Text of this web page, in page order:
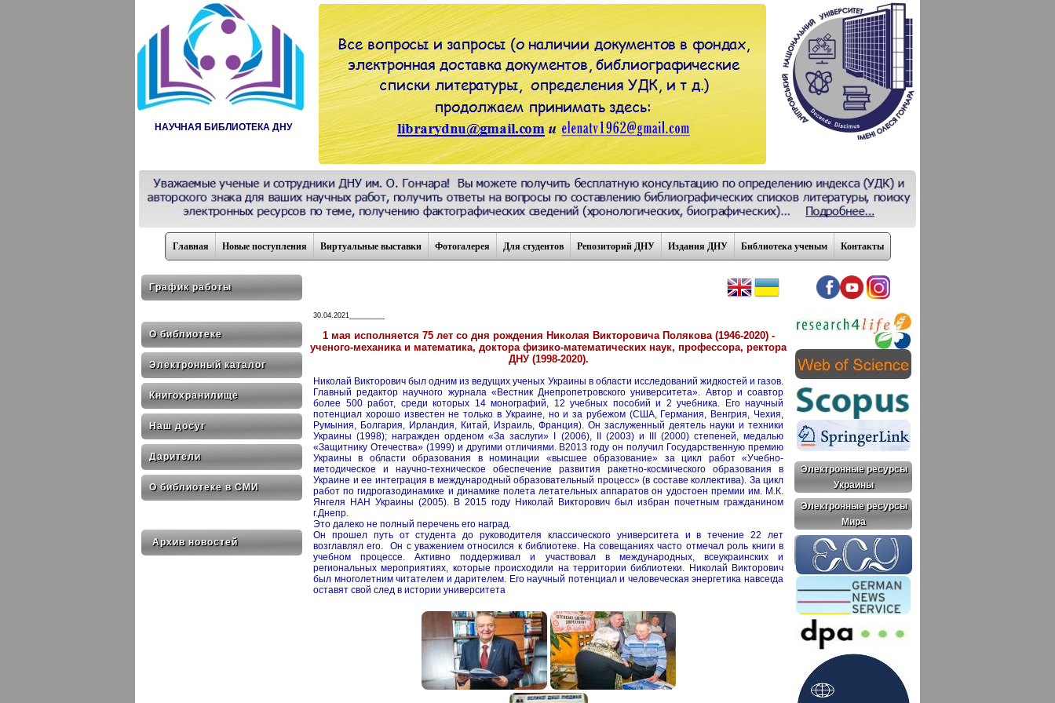
НАУЧНАЯ БИБЛИОТЕКА ДНУ
Главная Новые поступления Виртуальные выставки Фотогалерея Для студентов Репозиторий ДНУ Издания ДНУ Библиотека ученым Контакты
График работы
О библиотеке
Электронный каталог
Книгохранилище
Наш досуг
Дарители
О библиотеке в СМИ
Архив новостей
30.04.2021_________
1 мая исполняется 75 лет со дня рождения Николая Викторовича Полякова (1946-2020) -
ученого-механика и математика, доктора физико-математических наук, профессора, ректора
ДНУ (1998-2020).
Николай Викторович был одним из ведущих ученых Украины в области исследований жидкостей и газов.
Главный редактор научного журнала «Вестник Днепропетровского университета». Автор и соавтор
более 500 работ, среди которых 14 монографий, 12 учебных пособий и 2 учебника. Его научный
потенциал хорошо известен не только в Украине, но и за рубежом (США, Германия, Венгрия, Чехия,
Румыния, Болгария, Ирландия, Китай, Израиль, Франция). Он заслуженный деятель науки и техники
Украины (1998); награжден орденом «За заслуги» I (2006), II (2003) и III (2000) степеней, медалью
«Защитнику Отечества» (1999) и другими отличиями. В2013 году он получил Государственную премию
Украины в области образования в номинации «высшее образование» за цикл работ «Учебно-
методическое и научно-техническое обеспечение развития ракетно-космического образования в
Украине и ее интеграция в международный образовательный процесс» (в составе коллектива). За цикл
работ по гидрогазодинамике и динамике полета летательных аппаратов он удостоен премии им. М.К.
Янгеля НАН Украины (2005). В 2015 году Николай Викторович был избран почетным гражданином
г.Днепр.
Это далеко не полный перечень его наград.
Он прошел путь от студента до руководителя классического университета и в течение 22 лет
возглавлял его. Он с уважением относился к библиотеке. На совещаниях часто отмечал роль книги в
учебном процессе. Активно поддерживал и участвовал в международных, всеукраинских и
региональных мероприятиях, которые происходили на территории библиотеки. Николай Викторович
был многолетним читателем и дарителем. Его научный потенциал и человеческая энергетика навсегда
оставят свой след в истории университета
Электронные ресурсы
Украины
Электронные ресурсы
Мира